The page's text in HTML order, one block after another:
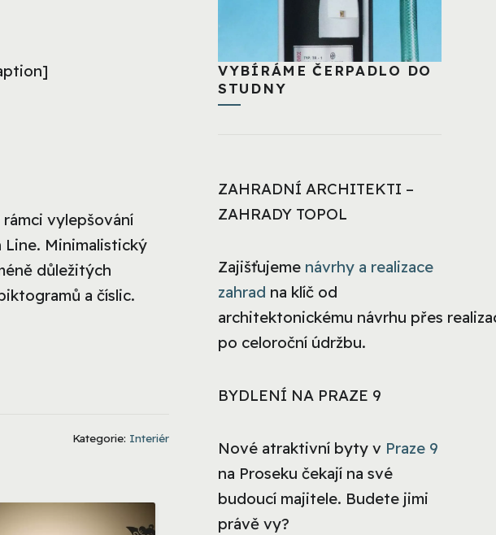
vylepšování
Line. Minimalistický
důležitých
a číslic.
Kategorie: Interiér
VYBÍRÁME ČERPADLO DO
STUDNY
ZAHRADNÍ ARCHITEKTI –
ZAHRADY TOPOL
Zajišťujeme návrhy a realizace
zahrad na klíč od
architektonickému návrhu přes
po celoroční údržbu.
BYDLENÍ NA PRAZE 9
Nové atraktivní byty v Praze 9
na Proseku čekají na své
budoucí majitele. Budete jimi
právě vy?